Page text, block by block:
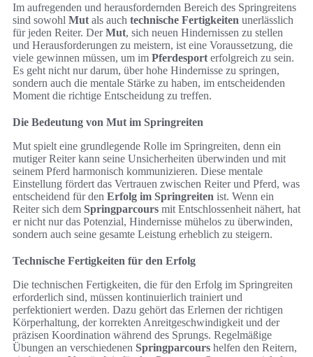
Im aufregenden und herausfordernden Bereich des Springreitens
sind sowohl Mut als auch technische Fertigkeiten unerlässlich
für jeden Reiter. DerMut, sich neuen Hindernissen zu stellen
und Herausforderungen zu meistern, ist eine Voraussetzung, die
viele gewinnen müssen, um im Pferdesport erfolgreich zu sein.
Es geht nicht nur darum, über hohe Hindernisse zu springen,
sondern auch die mentale Stärke zu haben, im entscheidenden
Moment die richtige Entscheidung zu treffen.
Die Bedeutung von Mut im Springreiten
Mut spielt eine grundlegende Rolle im Springreiten, denn ein
mutiger Reiter kann seine Unsicherheiten überwinden und mit
seinem Pferd harmonisch kommunizieren. Diese mentale
Einstellung fördert das Vertrauen zwischen Reiter und Pferd, was
entscheidend für den Erfolg im Springreiten ist. Wenn ein
Reiter sich dem Springparcours mit Entschlossenheit nähert, hat
er nicht nur das Potenzial, Hindernisse mühelos zu überwinden,
sondern auch seine gesamte Leistung erheblich zu steigern.
Technische Fertigkeiten für den Erfolg
Die technischen Fertigkeiten, die für den Erfolg im Springreiten
erforderlich sind, müssen kontinuierlich trainiert und
perfektioniert werden. Dazu gehört das Erlernen der richtigen
Körperhaltung, der korrekten Anreitgeschwindigkeit und der
präzisen Koordination während des Sprungs. Regelmäßige
Übungen an verschiedenen Springparcours helfen den Reitern,